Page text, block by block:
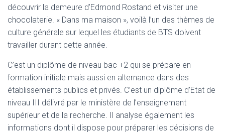
découvrir la demeure d’Edmond Rostand et visiter une
chocolaterie. « Dans ma maison », voilà l’un des thèmes de
culture générale sur lequel les étudiants de BTS doivent
travailler durant cette année.
C’est un diplôme de niveau bac +2 qui se prépare en
formation initiale mais aussi en alternance dans des
établissements publics et privés. C’est un diplôme d’Etat de
niveau III délivré par le ministère de l’enseignement
supérieur et de la recherche. Il analyse également les
informations dont il dispose pour préparer les décisions de